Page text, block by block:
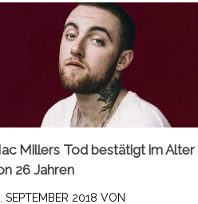
Millers Tod bestätigt im Alter
26 Jahren
SEPTEMBER 2018 VON